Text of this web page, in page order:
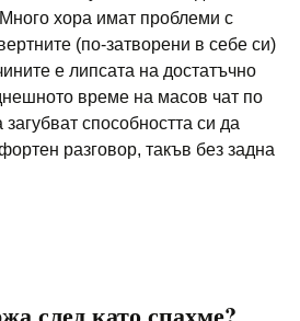
хора имат проблеми с
(по-затворени в себе си)
е липсата на достатъчно
време на масов чат по
способността си да
разговор, такъв без задна